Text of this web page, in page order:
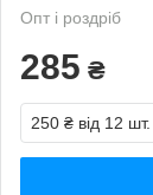
Опт і роздріб
285 ₴
250 ₴ від 12 шт.